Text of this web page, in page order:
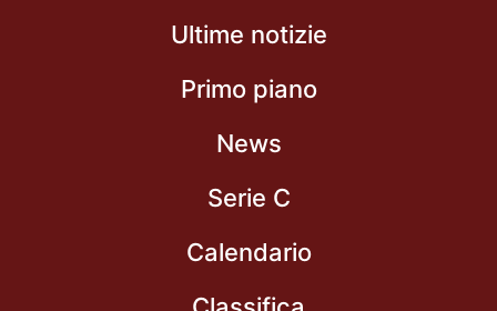
Ultime notizie
Primo piano
News
Serie C
Calendario